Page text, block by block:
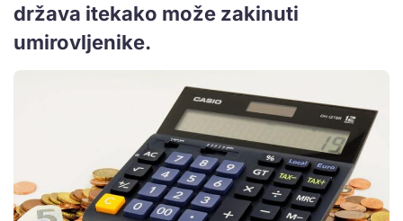
država itekako može zakinuti
umirovljenike.